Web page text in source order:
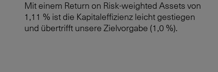
Mit einem Return on Risk-weighted Assets von
1,11 % ist die Kapitaleffizienz leicht gestiegen
und übertrifft unsere Zielvorgabe (1,0 %).